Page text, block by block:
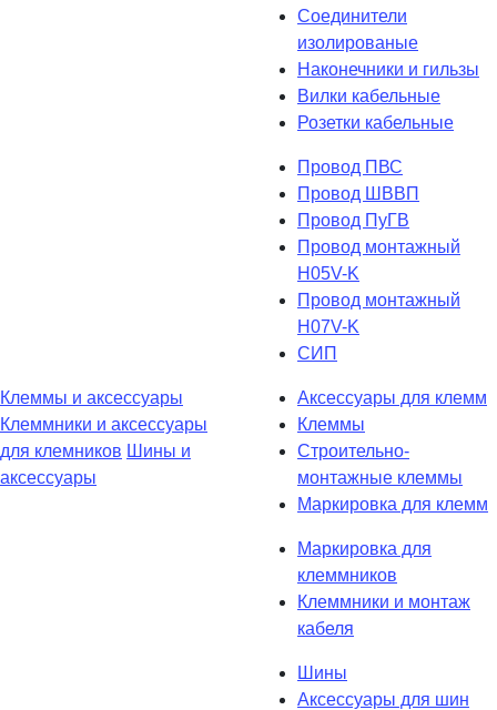
Соединители
изолированые
Наконечники и гильзы
Вилки кабельные
Розетки кабельные
Провод ПВС
Провод ШВВП
Провод ПуГВ
Провод монтажный
H05V-K
Провод монтажный
H07V-K
СИП
Клеммы и аксессуары
Клеммники и аксессуары
для клемников Шины и
аксессуары
Аксессуары для клемм
Клеммы
Строительно-
монтажные клеммы
Маркировка для клемм
Маркировка для
клеммников
Клеммники и монтаж
кабеля
Шины
Аксессуары для шин